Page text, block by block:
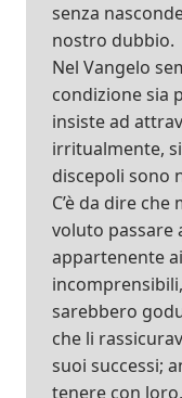
senza
nostro dubbio.
Nel Vangelo
condizione sia
insiste ad
irritualmente,
discepoli sono
C’è da dire
voluto passare
appartenente
sarebbero
che li
suoi successi;
tenere con